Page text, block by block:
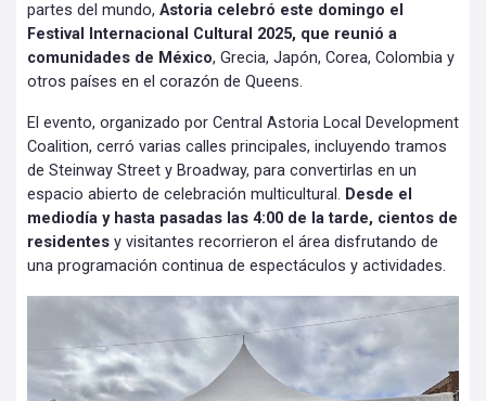
partes del mundo, Astoria celebró este domingo el
Festival Internacional Cultural 2025, que reunió a
comunidades de México, Grecia, Japón, Corea, Colombia y
otros países en el corazón de Queens.
El evento, organizado por Central Astoria Local Development
Coalition, cerró varias calles principales, incluyendo tramos
de Steinway Street y Broadway, para convertirlas en un
espacio abierto de celebración multicultural. Desde el
mediodía y hasta pasadas las 4:00 de la tarde, cientos de
residentes y visitantes recorrieron el área disfrutando de
una programación continua de espectáculos y actividades.